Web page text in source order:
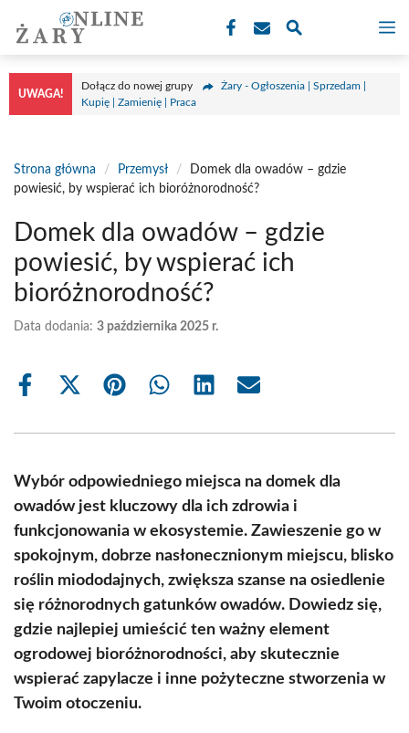
treści
UWAGA!
Dołącz do nowej grupy
Żary - Ogłoszenia | Sprzedam |
Kupię | Zamienię | Praca
Strona główna / Przemysł /
Domek dla owadów – gdzie
powiesić, by wspierać ich bioróżnorodność?
Domek dla owadów – gdzie
powiesić, by wspierać ich
bioróżnorodność?
Data dodania: 3 października 2025 r.
Share
Share
(Twitter)
Share Share Share Share
Wybór odpowiedniego miejsca na domek dla
owadów jest kluczowy dla ich zdrowia i
funkcjonowania w ekosystemie. Zawieszenie go w
spokojnym, dobrze nasłonecznionym miejscu, blisko
roślin miododajnych, zwiększa szanse na osiedlenie
się różnorodnych gatunków owadów. Dowiedz się,
gdzie najlepiej umieścić ten ważny element
ogrodowej bioróżnorodności, aby skutecznie
wspierać zapylacze i inne pożyteczne stworzenia w
Twoim otoczeniu.